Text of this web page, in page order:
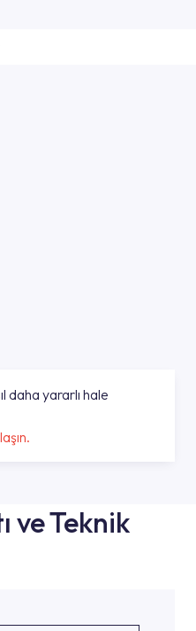
daha yararlı hale
ve Teknik